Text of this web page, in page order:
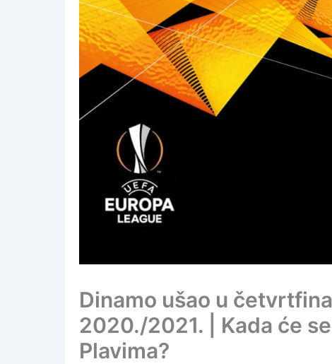
Dinamo ušao u
2020./2021. | Kada će
Plavima?